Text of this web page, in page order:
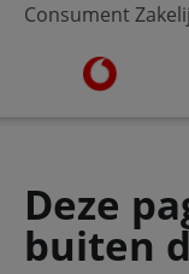
Consument
Ga naar de
Deze
buiten